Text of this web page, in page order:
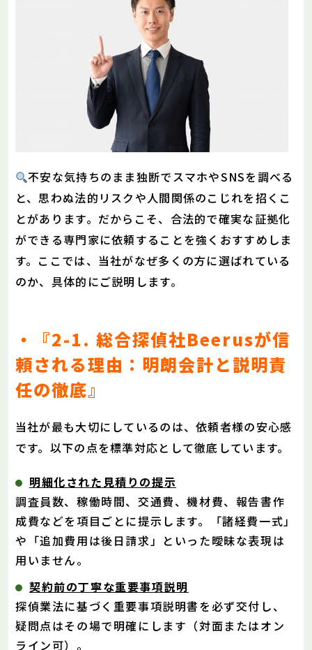
不安な気持ちのまま独断でスマホやSNSを調べる
と、思わぬ法的リスクや人間関係のこじれを招くこ
とがあります。だからこそ、合法的で確実な証拠化
ができる専門家に依頼することを強くおすすめしま
す。ここでは、当社がなぜ多くの方に選ばれている
のか、具体的にご説明します。
・『2-1. 総合探偵社Beerusが信
頼される理由：明朗会計と説明責
任の徹底』
当社が最も大切にしているのは、依頼者様の安心感
です。以下の点を標準対応として徹底しています。
明細化された見積りの提示
調査員数、稼働時間、交通費、機材費、報告書作
成費などを項目ごとに提示します。「諸経費一式」
や「追加費用は後日請求」といった曖昧な表現は
用いません。
契約前の丁寧な重要事項説明
探偵業法に基づく重要事項説明書を必ず交付し、
疑問点はその場で明確にします（対面またはオン
ライン可）。